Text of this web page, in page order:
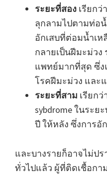
ระยะที่สอง เรียกว่
ลุกลามไปตามท่อน้
อักเสบที่ต่อมน้ำเห
กลายเป็นฝีมะม่วง
แพทย์มากที่สุด ซึ่
โรคฝีมะม่วง และ
ระยะที่สาม เรียกว่
sybdrome ในระย
ปี ให้หลัง ซึ่งการอั
และบางรายก็อาจไม่ปร
ทั่วไปแล้ว ผู้ที่ติดเชื้อก